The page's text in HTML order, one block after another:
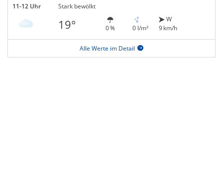
11-12 Uhr Stark bewölkt
19° 0 % 0 l/m²
W
9 km/h
Alle Werte im Detail